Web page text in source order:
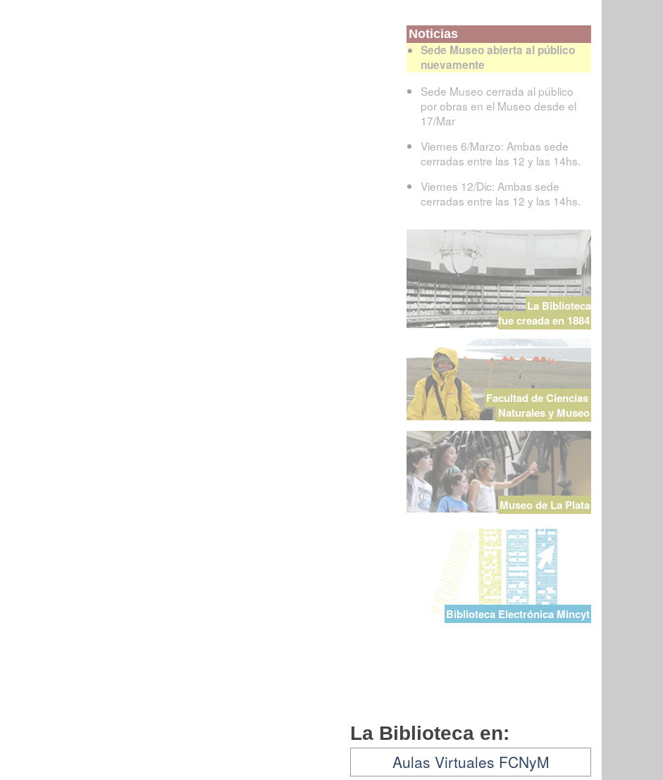
Noticias
Sede Museo abierta al público
nuevamente
Sede Museo cerrada al público
por obras en el Museo desde el
17/Mar
Viernes 6/Marzo: Ambas sede
cerradas entre las 12 y las 14hs.
Viernes 12/Dic: Ambas sede
cerradas entre las 12 y las 14hs.
La Biblioteca
fue creada en 1884
Facultad de Ciencias
Naturales y Museo
Museo de La Plata
Biblioteca Electrónica Mincyt
La Biblioteca en:
Aulas Virtuales FCNyM